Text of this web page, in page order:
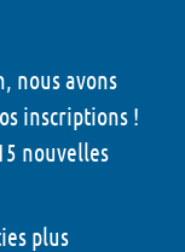
nous avons
inscriptions !
nouvelles
plus